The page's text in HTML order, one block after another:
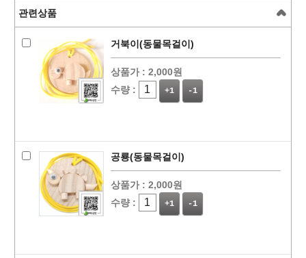
관련상품
거북이(동물목걸이)
상품가 : 2,000원
수량 :
+1 -1
공룡(동물목걸이)
상품가 : 2,000원
수량 :
+1 -1